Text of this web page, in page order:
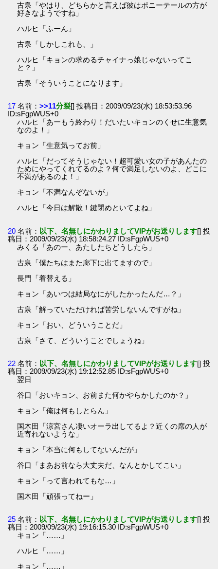
古泉「やはり、どちらかと言えば彼はポニーテールの方が
好きなようですね」
ハルヒ「ふーん」
古泉「しかしこれも、」
ハルヒ「キョンの求めるチャイナっ娘じゃないってこ
と？」
古泉「そういうことになります」
17 名前：>>11分裂[] 投稿日：2009/09/23(水) 18:53:53.96
ID:sFgpWUS+0
ハルヒ「あーもう終わり！だいたいキョンのくせに生意気
なのよ！」
キョン「生意気ってお前」
ハルヒ「だってそうじゃない！超可愛い女の子があんたの
ためにやってくれてるのよ？何で満足しないのよ、どこに
不満があるのよ！」
キョン「不満なんぞないが」
ハルヒ「今日は解散！鍵閉めといてよね」
20 名前： 以下、名無しにかわりましてVIPがお送りします[] 投
稿日：2009/09/23(水) 18:58:24.27 ID:sFgpWUS+0
みくる「あのー、あたしたちどうしたら」
古泉「僕たちはまた廊下に出てますので」
長門「着替える」
キョン「あいつは結局なにがしたかったんだ…？」
古泉「解っていただければ苦労しないんですがね」
キョン「おい、どういうことだ」
古泉「さて、どういうことでしょうね」
22 名前： 以下、名無しにかわりましてVIPがお送りします[] 投
稿日：2009/09/23(水) 19:12:52.85 ID:sFgpWUS+0
翌日
谷口「おいキョン、お前また何かやらかしたのか？」
キョン「俺は何もしとらん」
国木田「涼宮さん凄いオーラ出してるよ？近くの席の人が
近寄れないような」
キョン「本当に何もしてないんだが」
谷口「まあお前なら大丈夫だ、なんとかしてこい」
キョン「って言われてもな…」
国木田「頑張ってねー」
25 名前： 以下、名無しにかわりましてVIPがお送りします[] 投
稿日：2009/09/23(水) 19:16:15.30 ID:sFgpWUS+0
キョン「……」
ハルヒ「……」
キョン「……」